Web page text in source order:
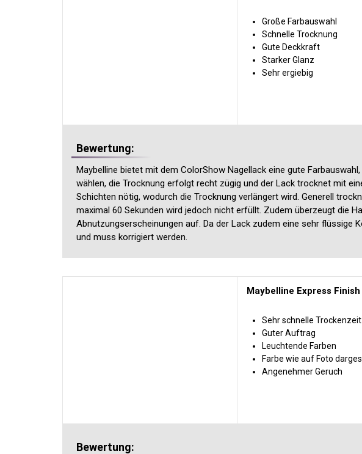
Große Farbauswahl
Schnelle Trocknung
Gute Deckkraft
Starker Glanz
Sehr ergiebig
Bewertung:
Maybelline bietet mit dem ColorShow Nagellack eine gute
wählen, die Trocknung erfolgt recht zügig und der Lack trocknet mit
Schichten nötig, wodurch die Trocknung verlängert wird. Generell
maximal 60 Sekunden wird jedoch nicht erfüllt. Zudem überzeugt die
Abnutzungserscheinungen auf. Da der Lack zudem eine sehr
und muss korrigiert werden.
Maybelline Express
Sehr schnelle Trockenzeit
Guter Auftrag
Leuchtende Farben
Farbe wie auf Foto
Angenehmer Geruch
Bewertung: